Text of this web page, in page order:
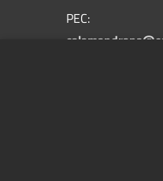
PEC: